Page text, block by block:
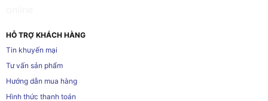
HỖ TRỢ KHÁCH HÀNG
Tin khuyến mại
Tư vấn sản phẩm
Hướng dẫn mua hàng
Hình thức thanh toán